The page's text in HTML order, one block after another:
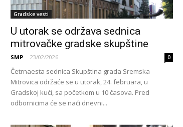
Gradske vesti
U utorak se održava sednica
mitrovačke gradske skupštine
SMP - 23/02/2026 0
Četrnaesta sednica Skupština grada Sremska
Mitrovica održaće se u utorak, 24. februara, u
Gradskoj kući, sa početkom u 10 časova. Pred
odbornicima će se naći dnevni...